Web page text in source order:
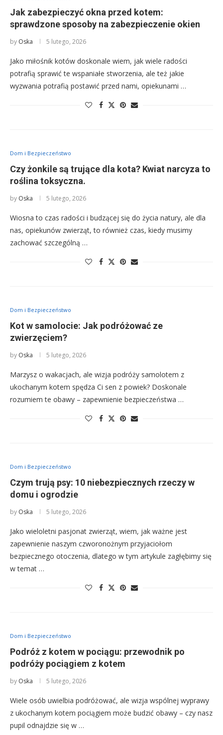
Jak zabezpieczyć okna przed kotem:
sprawdzone sposoby na zabezpieczenie okien
by Oska 5 lutego, 2026
Jako miłośnik kotów doskonale wiem, jak wiele radości
potrafią sprawić te wspaniałe stworzenia, ale też jakie
wyzwania potrafią postawić przed nami, opiekunami …
Dom i Bezpieczeństwo
Czy żonkile są trujące dla kota? Kwiat narcyza to
roślina toksyczna.
by Oska 5 lutego, 2026
Wiosna to czas radości i budzącej się do życia natury, ale dla
nas, opiekunów zwierząt, to również czas, kiedy musimy
zachować szczególną …
Dom i Bezpieczeństwo
Kot w samolocie: Jak podróżować ze
zwierzęciem?
by Oska 5 lutego, 2026
Marzysz o wakacjach, ale wizja podróży samolotem z
ukochanym kotem spędza Ci sen z powiek? Doskonale
rozumiem te obawy – zapewnienie bezpieczeństwa …
Dom i Bezpieczeństwo
Czym trują psy: 10 niebezpiecznych rzeczy w
domu i ogrodzie
by Oska 5 lutego, 2026
Jako wieloletni pasjonat zwierząt, wiem, jak ważne jest
zapewnienie naszym czworonożnym przyjaciołom
bezpiecznego otoczenia, dlatego w tym artykule zagłębimy się
w temat …
Dom i Bezpieczeństwo
Podróż z kotem w pociągu: przewodnik po
podróży pociągiem z kotem
by Oska 5 lutego, 2026
Wiele osób uwielbia podróżować, ale wizja wspólnej wyprawy
z ukochanym kotem pociągiem może budzić obawy – czy nasz
pupil odnajdzie się w …